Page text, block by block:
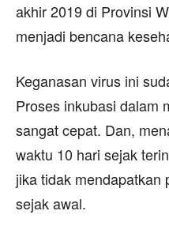
akhir 2019 di Provinsi
menjadi bencana
Keganasan virus ini
Proses inkubasi dalam
sangat cepat. Dan,
waktu 10 hari sejak
jika tidak mendapatkan
sejak awal.